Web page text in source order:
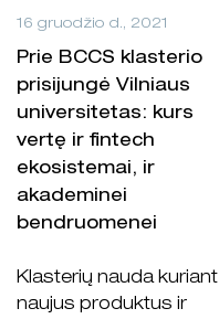
16 gruodžio d., 2021
Prie BCCS klasterio
prisijungė Vilniaus
universitetas: kurs
vertę ir fintech
ekosistemai, ir
akademinei
bendruomenei
Klasterių nauda kuriant
naujus produktus ir